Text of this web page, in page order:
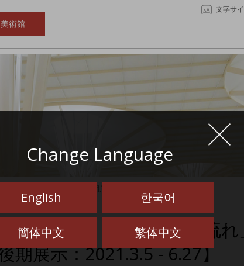
美術館
文字サ
Change Language
English 한국어
簡体中文 繁体中文
示替えをしました 【後期展示：2021.3.5 - 6.27】
の情景」「沖縄美術の流
期展示：2021.3.5 - 6.27】